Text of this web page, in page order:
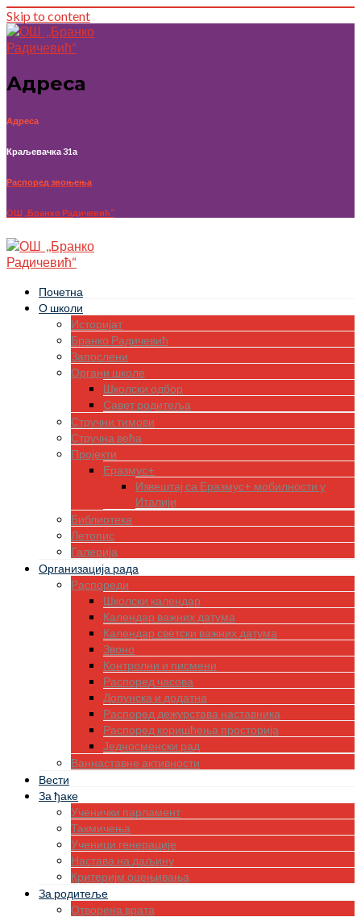
Skip to content
Адреса
Адреса
Краљевачка 31а
Распоред звоњења
OШ ,,Бранко Радичевић“
Почетна
О школи
Историјат
Бранко Радичевић
Запослени
Органи школе
Школски одбор
Савет родитеља
Стручни тимови
Стручна већа
Пројекти
Еразмус+
Извештај са Еразмус+ мобилности у
Италији
Библиотека
Летопис
Галерија
Организација рада
Распореди
Школски календар
Календар важних датума
Календар светски важних датума
Звоно
Контролни и писмени
Распоред часова
Допунска и додатна
Распоред дежурстава наставника
Распоред коришћења просторија
Једносменски рад
Ваннаставне активности
Вести
За ђаке
Ученички парламент
Такмичења
Ученици генерације
Настава на даљину
Критеријм оцењивања
За родитеље
Отворена врата